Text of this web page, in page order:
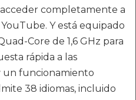
completamente a
Y está equipado
Core de 1,6 GHz para
rápida a las
un funcionamiento
38 idiomas, incluido